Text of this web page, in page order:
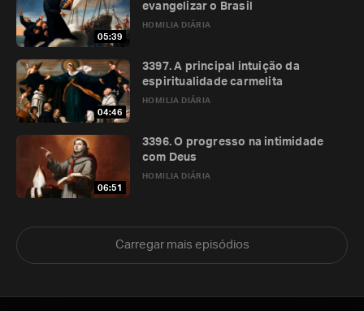
05:39
HOMILIA DIÁRIA
evangelizar o Brasil
04:46
HOMILIA DIÁRIA
3397. A principal intuição da
espiritualidade carmelita
06:51
HOMILIA DIÁRIA
3396. O progresso na intimidade
com Deus
Carregar mais episódios